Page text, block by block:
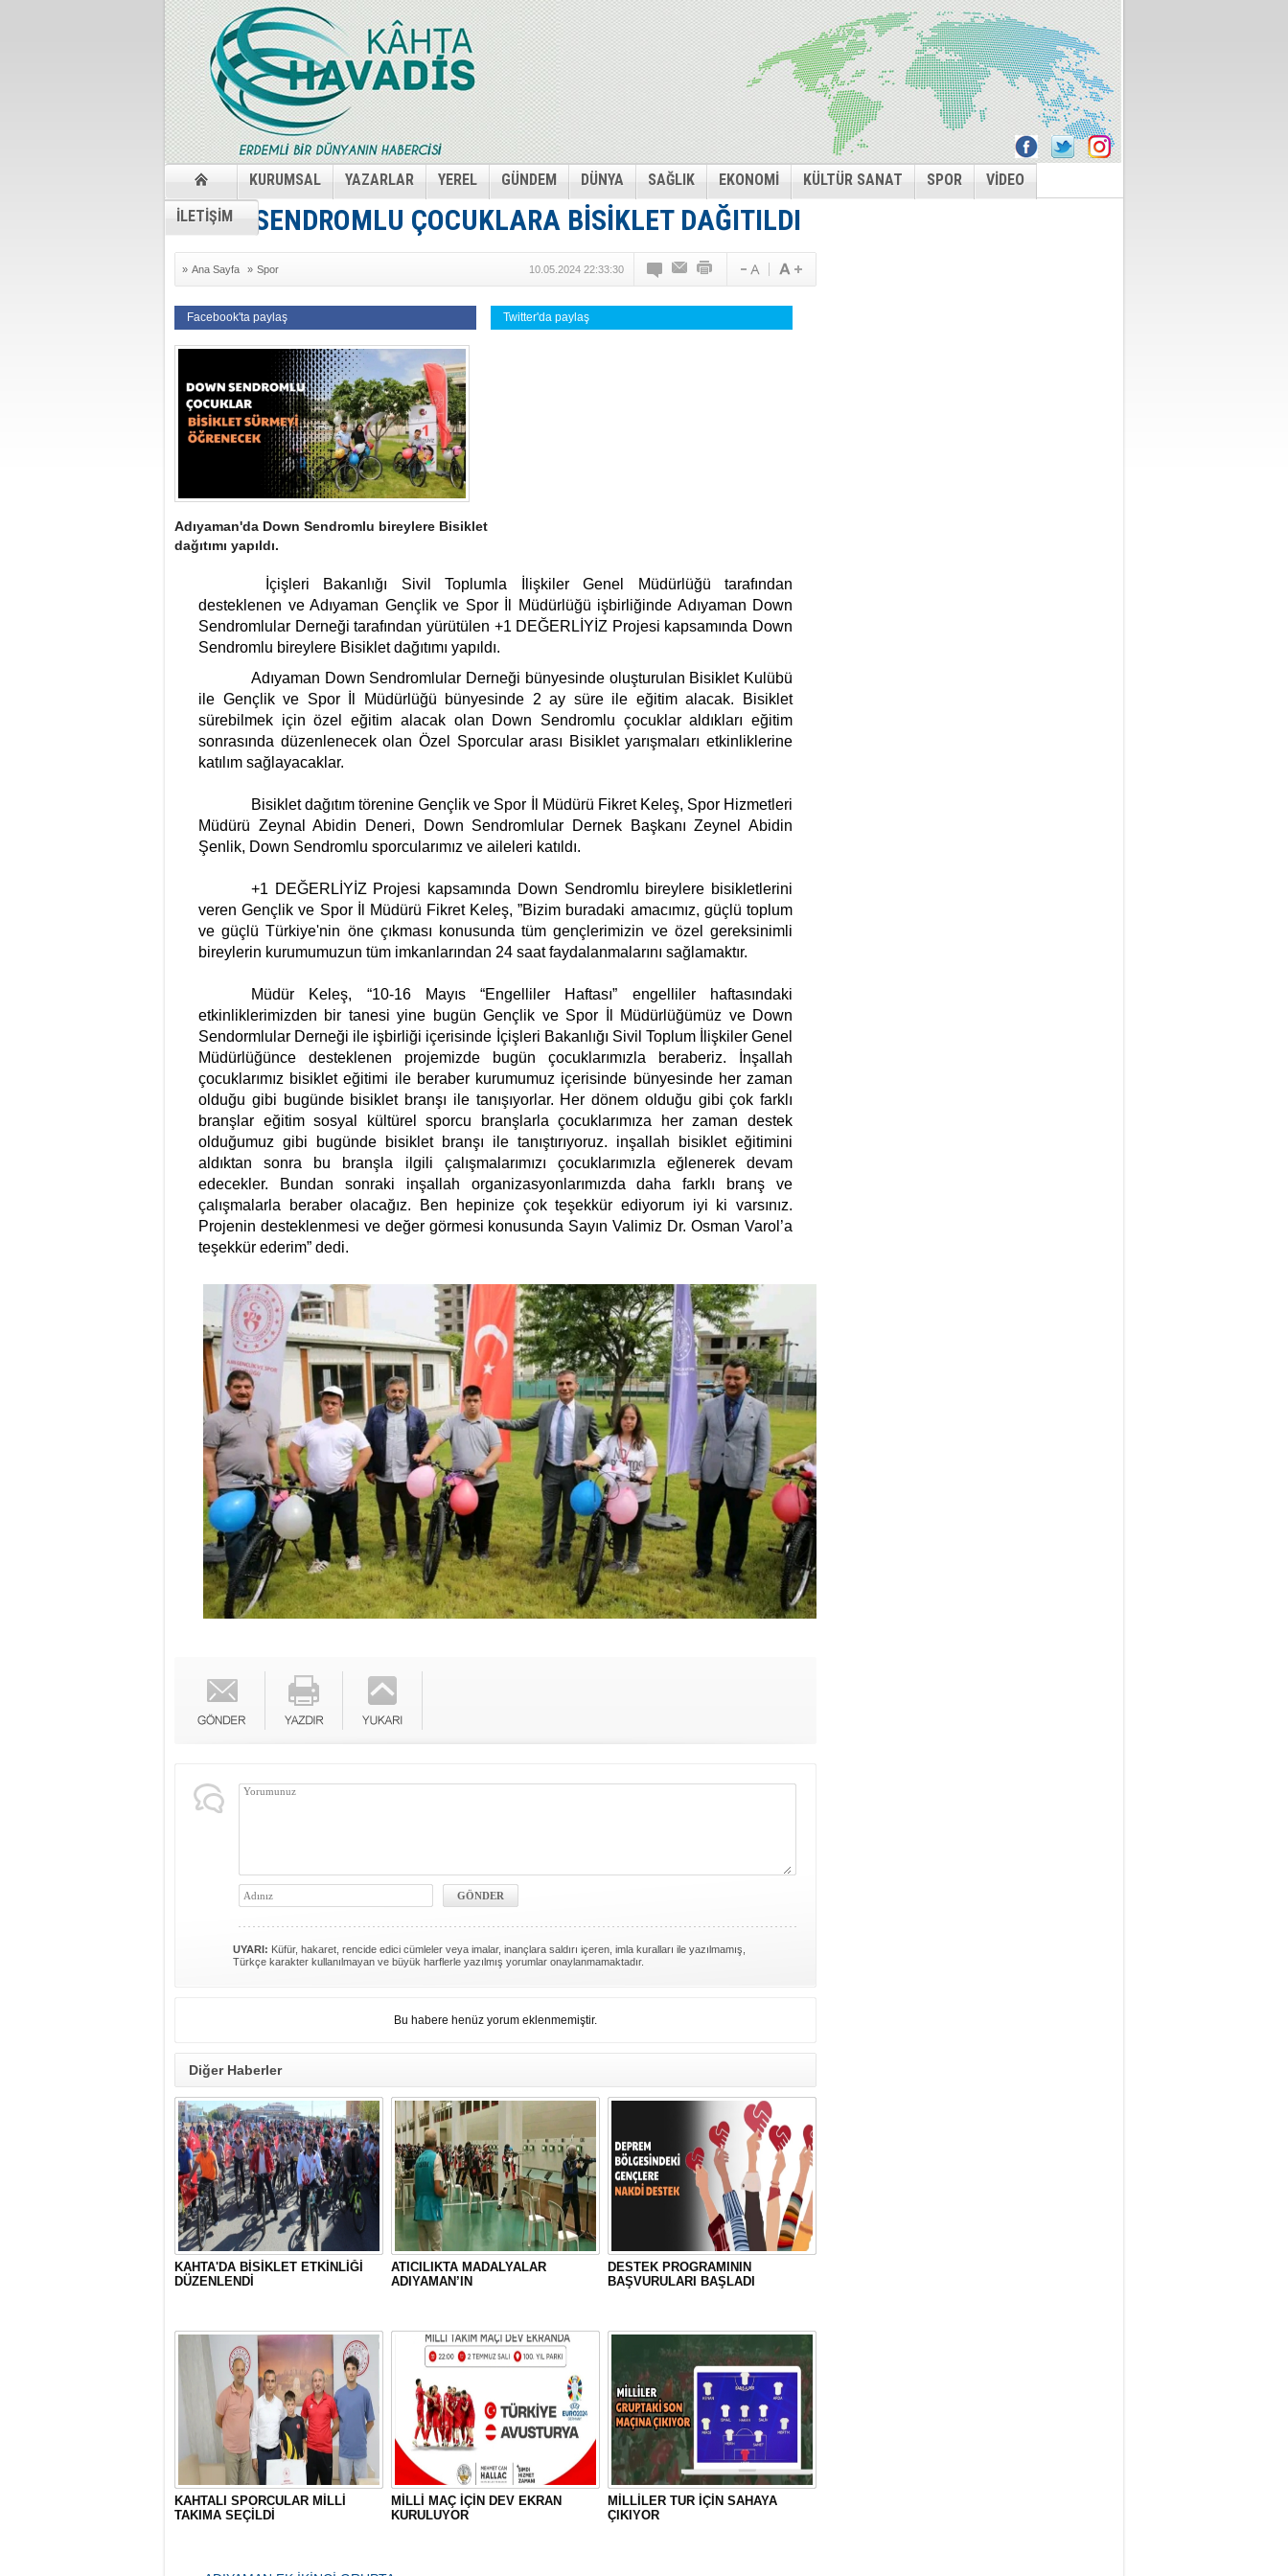
KURUMSAL YAZARLAR YEREL GÜNDEM DÜNYA SAĞLIK EKONOMİ KÜLTÜR SANAT SPOR
VİDEO
İLETİŞİM
DOWN SENDROMLU ÇOCUKLARA BİSİKLET DAĞITILDI
» Ana Sayfa » Spor 10.05.2024 22:33:30
Facebook'ta paylaş Twitter'da paylaş
Adıyaman'da Down Sendromlu bireylere Bisiklet
dağıtımı yapıldı.
İçişleri Bakanlığı Sivil Toplumla İlişkiler Genel Müdürlüğü tarafından
desteklenen ve Adıyaman Gençlik ve Spor İl Müdürlüğü işbirliğinde Adıyaman Down
Sendromlular Derneği tarafından yürütülen +1 DEĞERLİYİZ Projesi kapsamında Down
Sendromlu bireylere Bisiklet dağıtımı yapıldı.
Adıyaman Down Sendromlular Derneği bünyesinde oluşturulan Bisiklet Kulübü
ile Gençlik ve Spor İl Müdürlüğü bünyesinde 2 ay süre ile eğitim alacak. Bisiklet
sürebilmek için özel eğitim alacak olan Down Sendromlu çocuklar aldıkları eğitim
sonrasında düzenlenecek olan Özel Sporcular arası Bisiklet yarışmaları etkinliklerine
katılım sağlayacaklar.
Bisiklet dağıtım törenine Gençlik ve Spor İl Müdürü Fikret Keleş, Spor Hizmetleri
Müdürü Zeynal Abidin Deneri, Down Sendromlular Dernek Başkanı Zeynel Abidin
Şenlik, Down Sendromlu sporcularımız ve aileleri katıldı.
+1 DEĞERLİYİZ Projesi kapsamında Down Sendromlu bireylere bisikletlerini
veren Gençlik ve Spor İl Müdürü Fikret Keleş, ”Bizim buradaki amacımız, güçlü toplum
ve güçlü Türkiye'nin öne çıkması konusunda tüm gençlerimizin ve özel gereksinimli
bireylerin kurumumuzun tüm imkanlarından 24 saat faydalanmalarını sağlamaktır.
Müdür Keleş, “10-16 Mayıs “Engelliler Haftası” engelliler haftasındaki
etkinliklerimizden bir tanesi yine bugün Gençlik ve Spor İl Müdürlüğümüz ve Down
Sendormlular Derneği ile işbirliği içerisinde İçişleri Bakanlığı Sivil Toplum İlişkiler Genel
Müdürlüğünce desteklenen projemizde bugün çocuklarımızla beraberiz. İnşallah
çocuklarımız bisiklet eğitimi ile beraber kurumumuz içerisinde bünyesinde her zaman
olduğu gibi bugünde bisiklet branşı ile tanışıyorlar. Her dönem olduğu gibi çok farklı
branşlar eğitim sosyal kültürel sporcu branşlarla çocuklarımıza her zaman destek
olduğumuz gibi bugünde bisiklet branşı ile tanıştırıyoruz. inşallah bisiklet eğitimini
aldıktan sonra bu branşla ilgili çalışmalarımızı çocuklarımızla eğlenerek devam
edecekler. Bundan sonraki inşallah organizasyonlarımızda daha farklı branş ve
çalışmalarla beraber olacağız. Ben hepinize çok teşekkür ediyorum iyi ki varsınız.
Projenin desteklenmesi ve değer görmesi konusunda Sayın Valimiz Dr. Osman Varol’a
teşekkür ederim” dedi.
UYARI: Küfür, hakaret, rencide edici cümleler veya imalar, inançlara saldırı içeren, imla kuralları ile yazılmamış,
Türkçe karakter kullanılmayan ve büyük harflerle yazılmış yorumlar onaylanmamaktadır.
Bu habere henüz yorum eklenmemiştir.
Diğer Haberler
KAHTA'DA BİSİKLET ETKİNLİĞİ
DÜZENLENDİ
ATICILIKTA MADALYALAR
ADIYAMAN’IN
DESTEK PROGRAMININ
BAŞVURULARI BAŞLADI
KAHTALI SPORCULAR MİLLİ
TAKIMA SEÇİLDİ
MİLLİ MAÇ İÇİN DEV EKRAN
KURULUYOR
MİLLİLER TUR İÇİN SAHAYA
ÇIKIYOR